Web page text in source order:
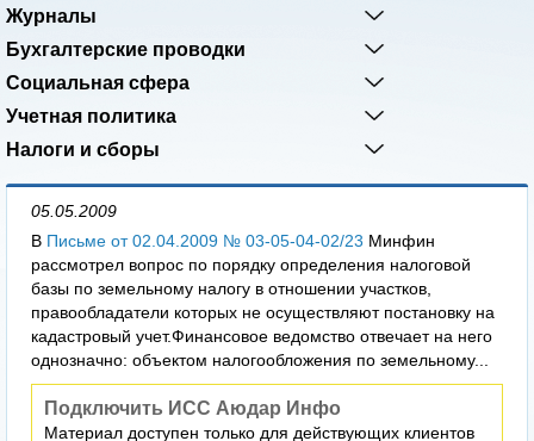
Журналы
Бухгалтерские проводки
Социальная сфера
Учетная политика
Налоги и сборы
05.05.2009
В Письме от 02.04.2009 № 03-05-04-02/23 Минфин
рассмотрел вопрос по порядку определения налоговой
базы по земельному налогу в отношении участков,
правообладатели которых не осуществляют постановку на
кадастровый учет.Финансовое ведомство отвечает на него
однозначно: объектом налогообложения по земельному...
Подключить ИСС Аюдар Инфо
Материал доступен только для действующих клиентов